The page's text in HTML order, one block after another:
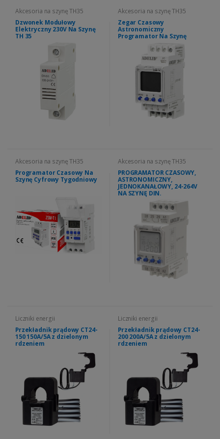
Akcesoria na szynę TH35
Dzwonek Modułowy
Elektryczny 230V Na Szynę
TH 35
Akcesoria na szynę TH35
Zegar Czasowy
Astronomiczny
Programator Na Szynę
Akcesoria na szynę TH35
Programator Czasowy Na
Szynę Cyfrowy Tygodniowy
Akcesoria na szynę TH35
PROGRAMATOR CZASOWY,
ASTRONOMICZNY,
JEDNOKANAŁOWY, 24-264V
NA SZYNĘ DIN.
Liczniki energii
Przekładnik prądowy CT24-
150 150A/5A z dzielonym
rdzeniem
Liczniki energii
Przekładnik prądowy CT24-
200 200A/5A z dzielonym
rdzeniem